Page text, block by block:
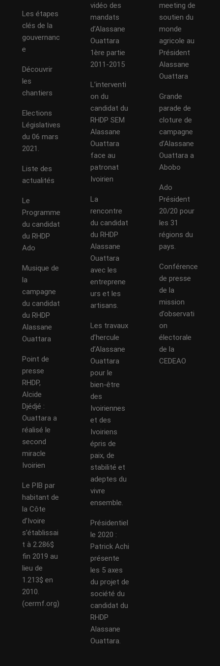
Les étapes
clés de la
gouvernanc
e
Découvrir
les
chantiers
Elections
Législatives
du 06 mars
2021.
Liste des
actualités
Le
Programme
du candidat
du RHDP
Ado
Musique de
la
campagne
du candidat
du RHDP
Alassane
Ouattara
Point de
presse
RHDP,
Alcide
Djédjé :
Ouattara a
réalisé le
second
miracle
Ivoirien
Le PIB par
habitant de
la Côte
d’Ivoire
s’établissai
t à 2.286$
fin 2019 au
lieu de
1.213$ en
2010.
(cermf.org)
vidéo des
mandats
d’Alassane
Ouattara
1ère partie
2011-2015
L’interventi
on du
candidat du
RHDP SEM
Alassane
Ouattara
face au
patronat
Ivoirien
La
rencontre
du candidat
du RHDP
Alassane
Ouattara
avec les
entreprene
urs et les
artisans.
Les travaux
d’hercule
d’Alassane
Ouattara
pour le
bien-être
des
Ivoiriennes
et des
Ivoiriens
épris de
paix, de
stabilité et
adeptes du
vivre
ensemble.
Présidentiel
le 2020 :
Patrick Achi
présente
les 5 axes
du projet de
société du
candidat du
RHDP
Alassane
Ouattara.
meeting de
soutien du
monde
agricole au
Président
Alassane
Ouattara
Grande
parade de
cloture de
campagne
d’Alassane
Ouattara a
Abobo
Ado
Président
20/20 pour
les 31
régions du
pays.
Conférence
de presse
de la
mission
d’observati
on
électorale
de la
CEDEAO